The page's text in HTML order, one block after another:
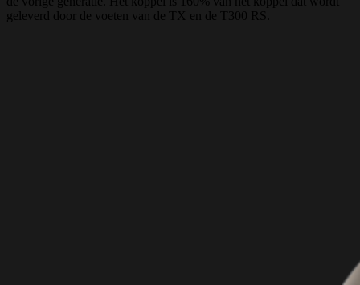
geleverd door de voeten van de TX en de T300 RS.